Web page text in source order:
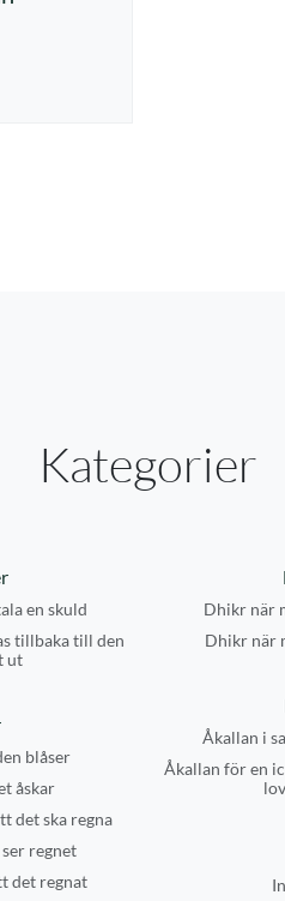
Kategorier
en skuld
tillbaka till den
ut
Dhikr när
Dhikr när
Åkallan i
Åkallan för en
blåser
åskar
det ska regna
regnet
det regnat